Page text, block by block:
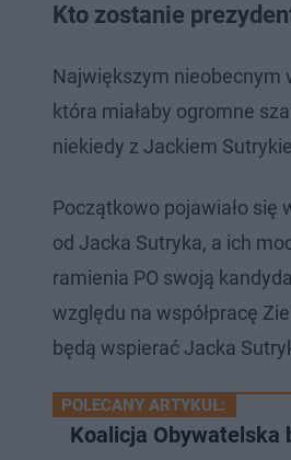
Kto zostanie
Największym nieobecnym
która miałaby ogromne
niekiedy z Jackiem
Początkowo pojawiało się
od Jacka Sutryka, a ich
ramienia PO swoją
względu na współpracę
będą wspierać Jacka
POLECANY ARTYKUŁ:
Koalicja Obywatelska